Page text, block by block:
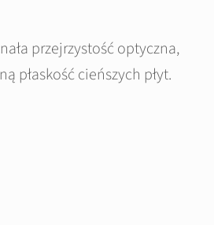
przejrzystość optyczna,
płaskość cieńszych płyt.